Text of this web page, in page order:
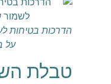
הדרכות בטיחות
על
טבלת